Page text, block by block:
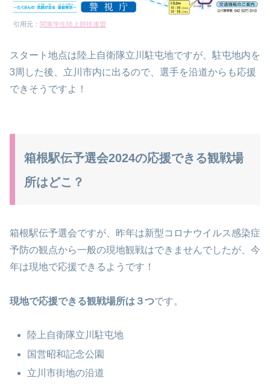
引用元： 関東学生陸上競技連盟
スタート地点は陸上自衛隊立川駐屯地ですが、駐屯地内を
3周した後、立川市内に出るので、選手を沿道からも応援
できそうですよ！
箱根駅伝予選会2024の応援できる観戦場
所はどこ？
箱根駅伝予選会ですが、昨年は新型コロナウイルス感染症
予防の観点から一般の現地観戦はできませんでしたが、今
年は現地で応援できるようです！
現地で応援できる観戦場所は３つです。
陸上自衛隊立川駐屯地
国営昭和記念公園
立川市街地の沿道